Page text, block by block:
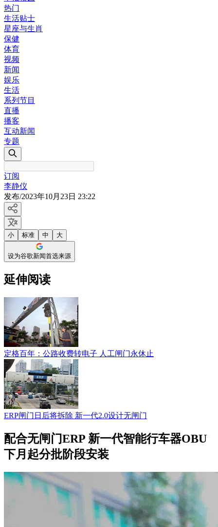
热门
生活贴士
星座与生肖
保健
体育
视频
新闻
娱乐
生活
系列节目
直播
播客
互动新闻
专题
订阅
李静仪
发布/2023年10月23日 23:22
小 标准 中 大
设为谷歌新闻首选来源
延伸阅读
定格百年：公路收费转电子 人工闸门永休止
ERP闸门日后将拆除 新一代2.0设计无闸门
配合无闸门ERP 新一代智能行车器OBU
下月起分批阶段安装